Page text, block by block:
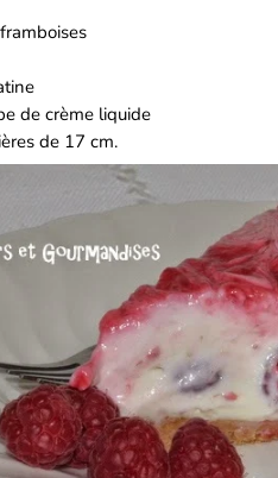
de crème liquide
de 17 cm.